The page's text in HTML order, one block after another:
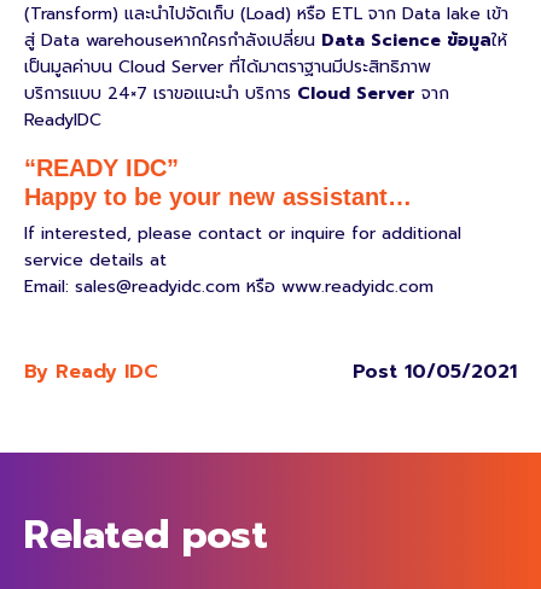
(Transform) และนําไปจัดเก็บ (Load) หรือ ETL จาก Data lake เข้า
สู่ Data warehouseหากใครกําลังเปลี่ยน Data Science ข้อมูลให้
เป็นมูลค่าบน Cloud Server ที่ได้มาตราฐานมีประสิทธิภาพ
บริการแบบ 24×7 เราขอแนะนํา บริการ Cloud Server จาก
ReadyIDC
“READY IDC”
Happy to be your new assistant…
If interested, please contact or inquire for additional
service details at
Email: sales@readyidc.com หรือ www.readyidc.com
By Ready IDC Post 10/05/2021
Related post